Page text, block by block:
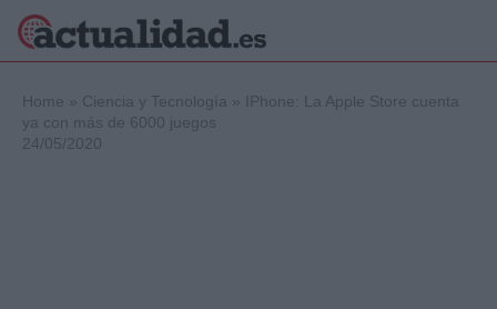
Home » Ciencia y Tecnología »
IPhone: La Apple Store cuenta
ya con más de 6000 juegos
24/05/2020